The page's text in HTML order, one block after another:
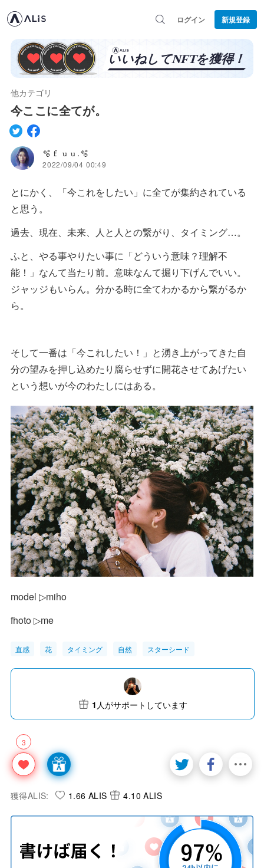
ログイン 新規登録
他カテゴリ
今ここに全てが。
🫧𝚏𝚞𝚞.🫧
2022/09/04 00:49
とにかく、「今これをしたい」に全てが集約されている
と思う。
過去、現在、未来、人と人との繋がり、タイミング…。
ふと、やる事やりたい事に「どういう意味？理解不
能！」なんて当たり前。意味なんて掘り下げんでいい。
ジャッジもいらん。分かる時に全てわかるから繋がるか
ら。
そして一番は「今これしたい！」と湧き上がってきた自
分の望みを押し込めたり腐らせずに開花させてあげたい
という想いが今のわたしにはある。
model ▷miho
fhoto ▷me
直感 花 タイミング 自然 スターシード
3
1 人がサポートしています
獲得ALIS: 1.66 ALIS 4.10 ALIS